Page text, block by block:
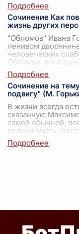
Сочинение Как
жизнь других
"Обломов" Ивана
ленивом
человеческих
Обломов,
Сочинение на
подвигу" (М.
В жизни всегда
сказанную
самой обычной,
возможность